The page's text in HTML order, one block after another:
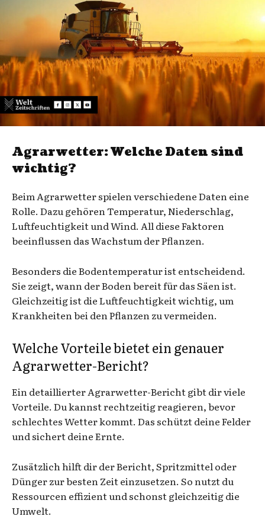
Agrarwetter: Welche Daten sind
wichtig?
Beim Agrarwetter spielen verschiedene Daten eine
Rolle. Dazu gehören Temperatur, Niederschlag,
Luftfeuchtigkeit und Wind. All diese Faktoren
beeinflussen das Wachstum der Pflanzen.
Besonders die Bodentemperatur ist entscheidend.
Sie zeigt, wann der Boden bereit für das Säen ist.
Gleichzeitig ist die Luftfeuchtigkeit wichtig, um
Krankheiten bei den Pflanzen zu vermeiden.
Welche Vorteile bietet ein genauer
Agrarwetter-Bericht?
Ein detaillierter Agrarwetter-Bericht gibt dir viele
Vorteile. Du kannst rechtzeitig reagieren, bevor
schlechtes Wetter kommt. Das schützt deine Felder
und sichert deine Ernte.
Zusätzlich hilft dir der Bericht, Spritzmittel oder
Dünger zur besten Zeit einzusetzen. So nutzt du
Ressourcen effizient und schonst gleichzeitig die
Umwelt.